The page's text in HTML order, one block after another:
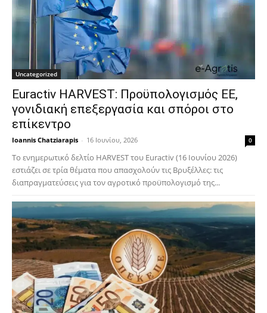
Uncategorized
Euractiv HARVEST: Προϋπολογισμός ΕΕ,
γονιδιακή επεξεργασία και σπόροι στο
επίκεντρο
Ioannis Chatziarapis - 16 Ιουνίου, 2026 0
Το ενημερωτικό δελτίο HARVEST του Euractiv (16 Ιουνίου 2026)
εστιάζει σε τρία θέματα που απασχολούν τις Βρυξέλλες: τις
διαπραγματεύσεις για τον αγροτικό προϋπολογισμό της...